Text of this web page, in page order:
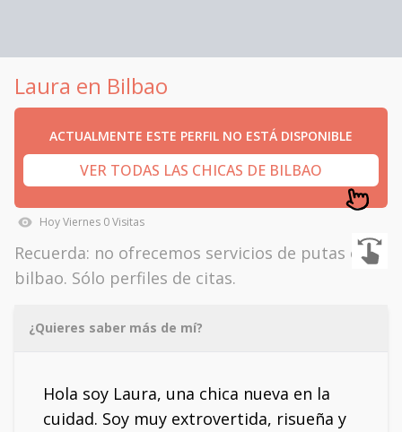
Laura en Bilbao
ACTUALMENTE ESTE PERFIL NO ESTÁ DISPONIBLE
VER TODAS LAS CHICAS DE BILBAO
HoyViernes 0Visitas
Recuerda: no ofrecemos servicios de putas en
bilbao. Sólo perfiles de citas.
¿Quieres saber más de mí?
Hola soy Laura, una chica nueva en la
cuidad. Soy muy extrovertida, risueña y